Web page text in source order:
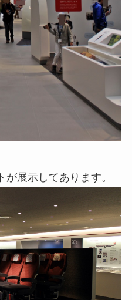
展示してあります。